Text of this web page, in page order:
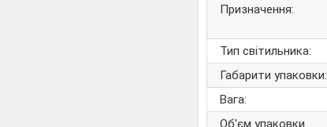
Призначення:
Тип світильника:
Габарити упаковки:
Вага:
Об'єм упаковки